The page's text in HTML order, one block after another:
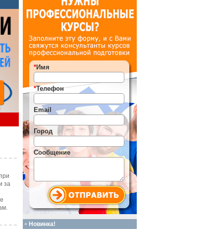
за
*Имя
*Телефон
Email
Город
Сообщение
Новинка!